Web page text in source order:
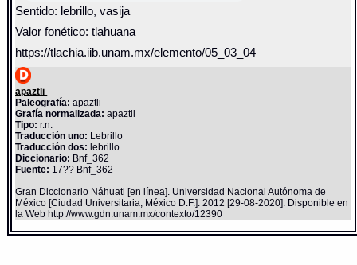
Sentido: lebrillo, vasija
Valor fonético: tlahuana
https://tlachia.iib.unam.mx/elemento/05_03_04
apaztli
Paleografía: apaztli
Grafía normalizada: apaztli
Tipo: r.n.
Traducción uno: Lebrillo
Traducción dos: lebrillo
Diccionario: Bnf_362
Fuente: 17?? Bnf_362
Gran Diccionario Náhuatl [en línea]. Universidad Nacional Autónoma de
México [Ciudad Universitaria, México D.F.]: 2012 [29-08-2020]. Disponible en
la Web http://www.gdn.unam.mx/contexto/12390